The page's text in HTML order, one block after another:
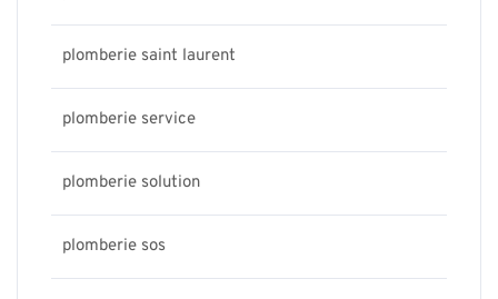
plomberie saint laurent
plomberie service
plomberie solution
plomberie sos